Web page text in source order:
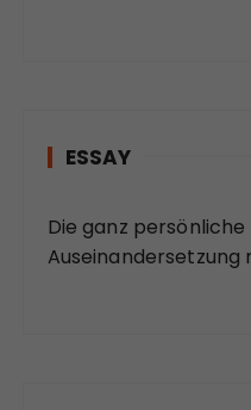
ESSAY
Die ganz persönliche
Auseinandersetzung